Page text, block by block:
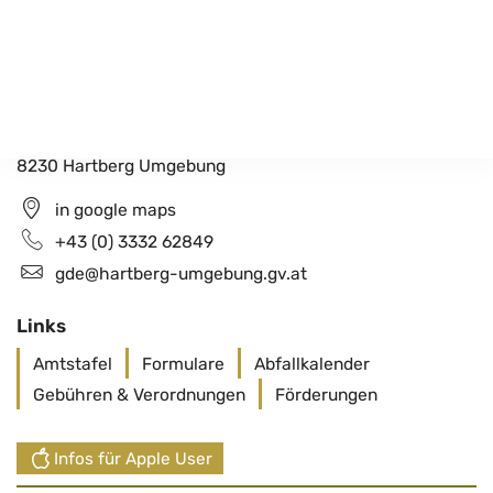
8230 Hartberg Umgebung
in google maps
+43 (0) 3332 62849
gde@hartberg-umgebung.gv.at
Links
Amtstafel Formulare
Abfallkalender
Gebühren & Verordnungen
Förderungen
Infos für Apple User